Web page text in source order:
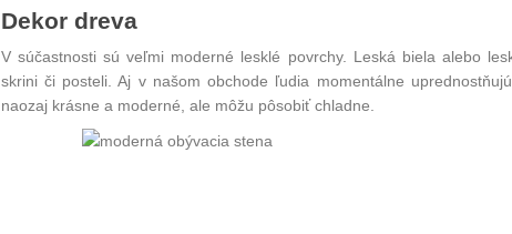
Dekor dreva
V súčastnosti sú veľmi moderné lesklé povrchy. Leská biela alebo
skriniči posteli. Aj v našom obchode ľudia momentálne uprednostňujú
naozaj krásne a moderné, ale môžu pôsobiť chladne.